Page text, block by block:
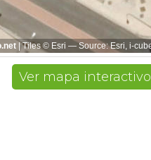
Ver mapa interactivo